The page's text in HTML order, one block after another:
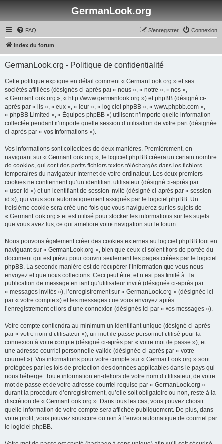
GermanLook.org
FAQ Connexion
S’enregistrer
Index du forum
GermanLook.org - Politique de confidentialité
Cette politique explique en détail comment « GermanLook.org » et ses
sociétés affiliées (désignés ci-après par « nous », « notre », « nos »,
« GermanLook.org », « http://www.germanlook.org ») et phpBB (désigné ci-
après par « ils », « eux », « leur », « logiciel phpBB », « www.phpbb.com »,
« phpBB Limited », « Équipes phpBB ») utilisent n’importe quelle information
collectée pendant n’importe quelle session d’utilisation de votre part (désignée
ci-après par « vos informations »).
Vos informations sont collectées de deux manières. Premièrement, en
naviguant sur « GermanLook.org », le logiciel phpBB créera un certain nombre
de cookies, qui sont des petits fichiers textes téléchargés dans les fichiers
temporaires du navigateur Internet de votre ordinateur. Les deux premiers
cookies ne contiennent qu’un identifiant utilisateur (désigné ci-après par
« user-id ») et un identifiant de session invité (désigné ci-après par « session-
id »), qui vous sont automatiquement assignés par le logiciel phpBB. Un
troisième cookie sera créé une fois que vous naviguerez sur les sujets de
« GermanLook.org » et est utilisé pour stocker les informations sur les sujets
que vous avez lus, ce qui améliore votre navigation sur le forum.
Nous pouvons également créer des cookies externes au logiciel phpBB tout en
naviguant sur « GermanLook.org », bien que ceux-ci soient hors de portée du
document qui est prévu pour couvrir seulement les pages créées par le logiciel
phpBB. La seconde manière est de récupérer l’information que vous nous
envoyez et que nous collectons. Ceci peut être, et n’est pas limité à : la
publication de message en tant qu’utilisateur invité (désignée ci-après par
« messages invités »), l’enregistrement sur « GermanLook.org » (désignée ici
par « votre compte ») et les messages que vous envoyez après
l’enregistrement et lors d’une connexion (désignés ici par « vos messages »).
Votre compte contiendra au minimum un identifiant unique (désigné ci-après
par « votre nom d’utilisateur »), un mot de passe personnel utilisé pour la
connexion à votre compte (désigné ci-après par « votre mot de passe »), et
une adresse courriel personnelle valide (désignée ci-après par « votre
courriel »). Vos informations pour votre compte sur « GermanLook.org » sont
protégées par les lois de protection des données applicables dans le pays qui
nous héberge. Toute information en-dehors de votre nom d’utilisateur, de votre
mot de passe et de votre adresse courriel requise par « GermanLook.org »
durant la procédure d’enregistrement, qu’elle soit obligatoire ou non, reste à la
discrétion de « GermanLook.org ». Dans tous les cas, vous pouvez choisir
quelle information de votre compte sera affichée publiquement. De plus, dans
votre profil, vous pouvez souscrire ou non à l’envoi automatique de courriel par
le logiciel phpBB.